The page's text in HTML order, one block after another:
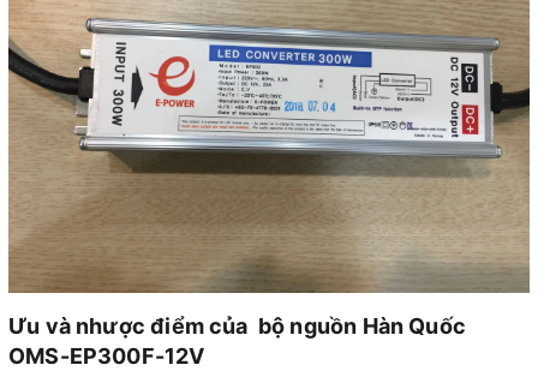
Ưu và nhược điểm của bộ nguồn Hàn Quốc
OMS-EP300F-12V